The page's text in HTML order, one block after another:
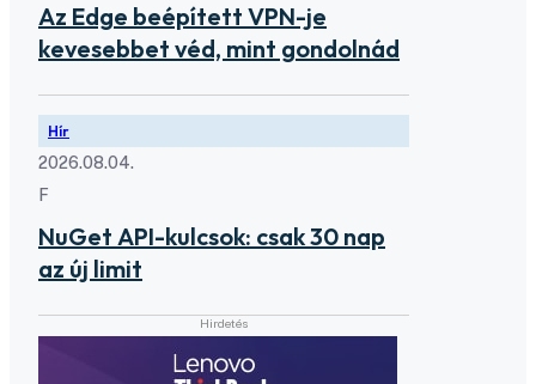
Az Edge beépített VPN-je
kevesebbet véd, mint gondolnád
Hír
2026.08.04.
F
NuGet API-kulcsok: csak 30 nap
az új limit